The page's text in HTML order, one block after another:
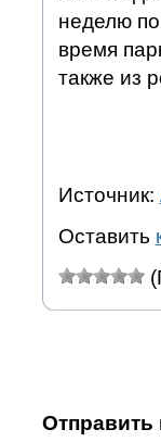
неделю
время
также из
Источник:
Оставить
Отправить